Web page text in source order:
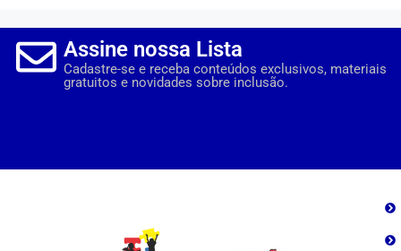
Assine nossa Lista
Cadastre-se e receba conteúdos exclusivos, materiais
gratuitos e novidades sobre inclusão.